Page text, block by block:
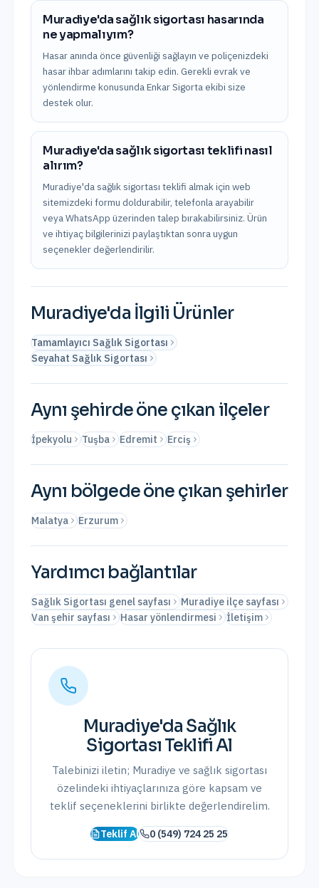
Muradiye'da sağlık sigortası hasarında
ne yapmalıyım?
Hasar anında önce güvenliği sağlayın ve poliçenizdeki
hasar ihbar adımlarını takip edin. Gerekli evrak ve
yönlendirme konusunda Enkar Sigorta ekibi size
destek olur.
Muradiye'da sağlık sigortası teklifi nasıl
alırım?
Muradiye'da sağlık sigortası teklifi almak için web
sitemizdeki formu doldurabilir, telefonla arayabilir
veya WhatsApp üzerinden talep bırakabilirsiniz. Ürün
ve ihtiyaç bilgilerinizi paylaştıktan sonra uygun
seçenekler değerlendirilir.
Muradiye'da İlgili Ürünler
Tamamlayıcı Sağlık Sigortası
Seyahat Sağlık Sigortası
Aynı şehirde öne çıkan ilçeler
İpekyolu Tuşba Edremit Erciş
Aynı bölgede öne çıkan şehirler
Malatya Erzurum
Yardımcı bağlantılar
Sağlık Sigortası genel sayfası
Muradiye ilçe sayfası
Van şehir sayfası
Hasar yönlendirmesi İletişim
Muradiye'da Sağlık
Sigortası Teklifi Al
Talebinizi iletin; Muradiye ve sağlık sigortası
özelindeki ihtiyaçlarınıza göre kapsam ve
teklif seçeneklerini birlikte değerlendirelim.
Teklif Al 0 (549) 724 25 25